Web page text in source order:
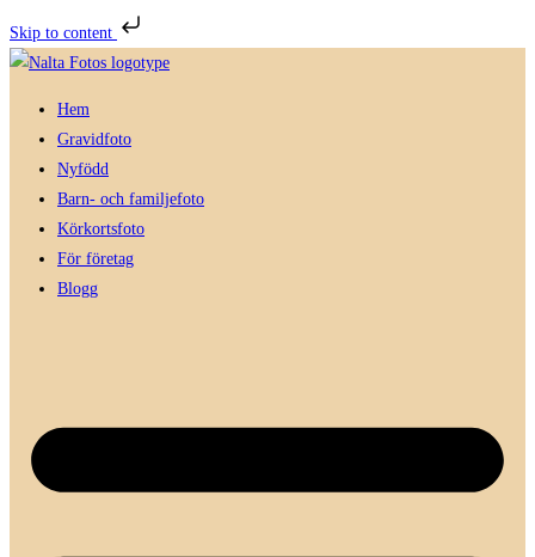
Skip to content
Hoppa
innehållet
Hem
Gravidfoto
Nyfödd
Barn- och familjefoto
Körkortsfoto
För företag
Blogg